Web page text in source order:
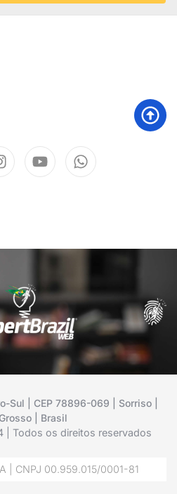
Sul | CEP 78896-069 | Sorriso |
| Brasil
Todos os direitos reservados
| CNPJ 00.959.015/0001-81